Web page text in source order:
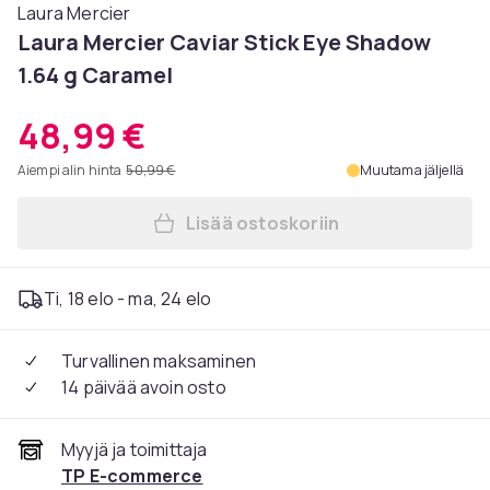
Laura Mercier
Laura Mercier Caviar Stick Eye Shadow
1.64 g Caramel
48,99 €
Aiempi alin hinta 50,99 € Muutama jäljellä
Lisää Laura Mercier Caviar
Lisää ostoskoriin
Ti, 18 elo - ma, 24 elo
Turvallinen maksaminen
14 päivää avoin osto
Myyjä ja toimittaja
TP E-commerce